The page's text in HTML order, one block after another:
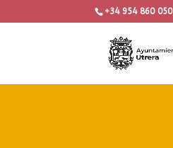
+34 954 860 050